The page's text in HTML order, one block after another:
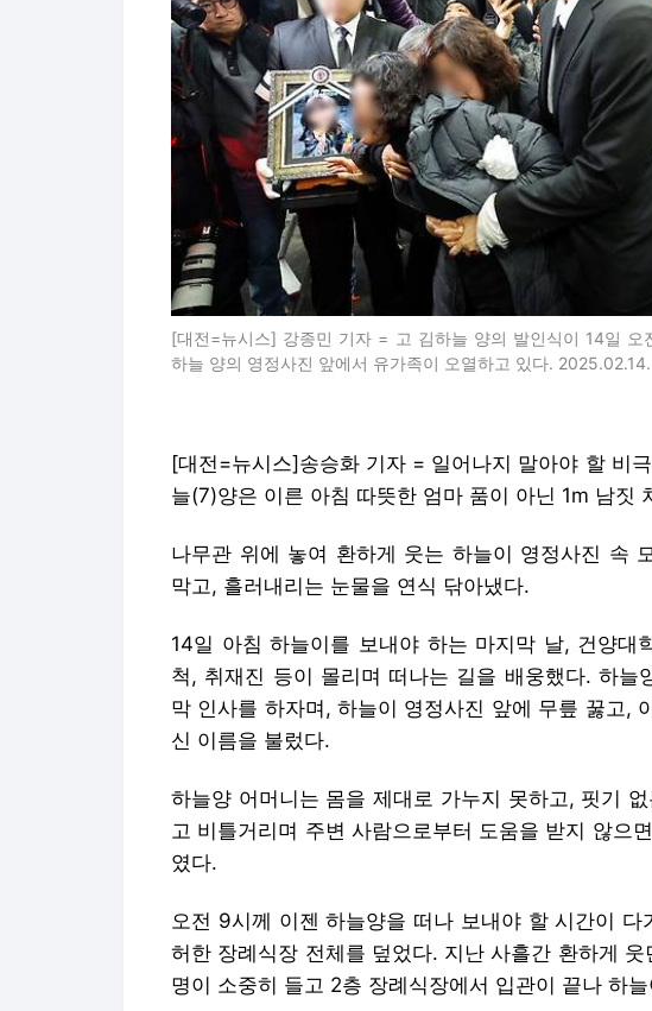
[대전=뉴시스] 강종민 기자 = 고 김하늘 양의 발인식이 14일 오
하늘 양의 영정사진 앞에서 유가족이 오열하고 있다.
[대전=뉴시스]송승화 기자 = 일어나지 말아야 할 비
늘(7)양은 이른 아침 따뜻한 엄마 품이 아닌 1m 남짓
나무관 위에 놓여 환하게 웃는 하늘이 영정사진 속
막고, 흘러내리는 눈물을 연식 닦아냈다.
14일 아침 하늘이를 보내야 하는 마지막 날, 건양대
척, 취재진 등이 몰리며 떠나는 길을 배웅했다. 하늘
막 인사를 하자며, 하늘이 영정사진 앞에 무릎 꿇고,
신 이름을 불렀다.
하늘양 어머니는 몸을 제대로 가누지 못하고, 핏기
고 비틀거리며 주변 사람으로부터 도움을 받지 않으
였다.
오전 9시께 이젠 하늘양을 떠나 보내야 할 시간이
허한 장례식장 전체를 덮었다. 지난 사흘간 환하게
명이 소중히 들고 2층 장례식장에서 입관이 끝나 하